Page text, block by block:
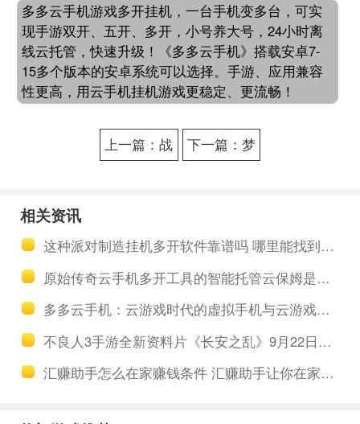
多多云手机游戏多开挂机，一台手机变多台，可实
现手游双开、五开、多开，小号养大号，24小时离
线云托管，快速升级！《多多云手机》搭载安卓7-
15多个版本的安卓系统可以选择。手游、应用兼容
性更高，用云手机挂机游戏更稳定、更流畅！
上一篇：战
下一篇：梦
推荐
相关资讯
这种派对制造挂机多开软件靠谱吗 哪里能找到这种感觉
原始传奇云手机多开工具的智能托管云保姆是怎么回事
多多云手机：云游戏时代的虚拟手机与云游戏的卓越结合
不良人3手游全新资料片《长安之乱》9月22日上线，新版本玩法内容一览
汇赚助手怎么在家赚钱条件 汇赚助手让你在家赚钱